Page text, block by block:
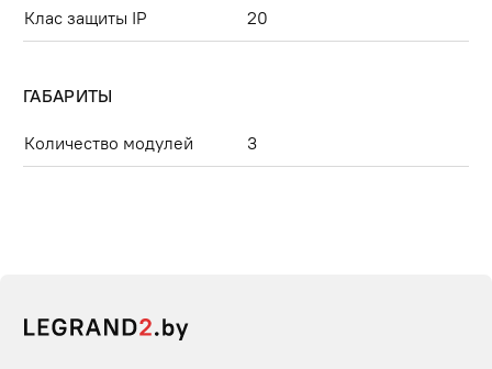
Клас защиты IP 20
ГАБАРИТЫ
Количество модулей 3